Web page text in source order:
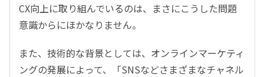
CX向上に取り組んでいるのは、まさにこうした問題
意識からにほかなりません。
また、技術的な背景としては、オンラインマーケティ
ングの発展によって、「SNSなどさまざまなチャネル